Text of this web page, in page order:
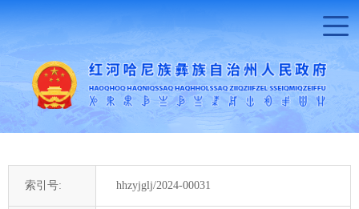
索引号: hhzyjglj/2024-00031